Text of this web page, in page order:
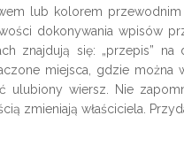
lub kolorem przewodnim
dokonywania wpisów
znajdują się: „przepis”
miejsca, gdzie można
ulubiony wiersz. Nie
zmieniają właściciela.